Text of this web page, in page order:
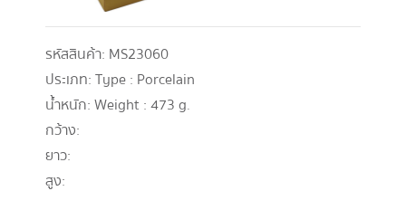
รหัสสินค้า: MS23060
ประเภท:Type : Porcelain
น้ำหนัก:Weight : 473 g.
กว้าง:
ยาว:
สูง: